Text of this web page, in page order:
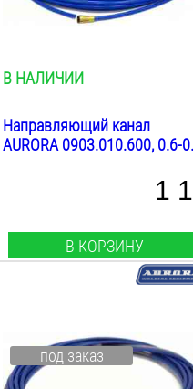
1.2-1.6
Сталь
В НАЛИЧИИ
Направляющий канал
AURORA 0903.010.600,
1
В КОРЗИНУ
под заказ